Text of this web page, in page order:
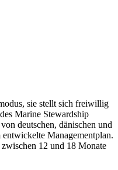
sie stellt sich freiwillig
Marine Stewardship
deutschen, dänischen und
Managementplan.
12 und 18 Monate